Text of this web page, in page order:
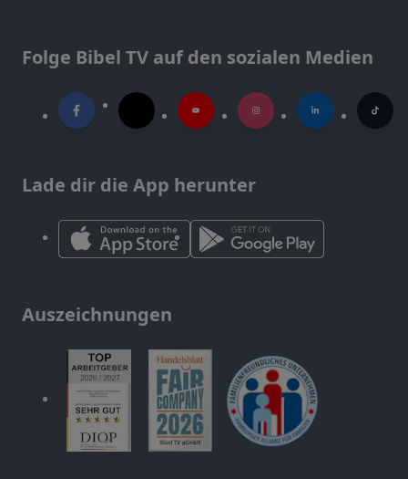
Folge Bibel TV auf den sozialen Medien
Lade dir die App herunter
Auszeichnungen